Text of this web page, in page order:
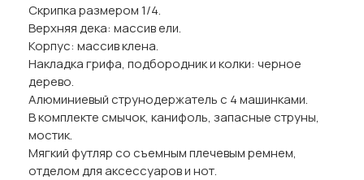
Скрипка размером 1/4.
Верхняя дека: массив ели.
Корпус: массив клена.
Накладка грифа, подбородник и колки: черное
дерево.
Алюминиевый струнодержатель с 4 машинками.
В комплекте смычок, канифоль, запасные струны,
мостик.
Мягкий футляр со съемным плечевым ремнем,
отделом для аксессуаров и нот.